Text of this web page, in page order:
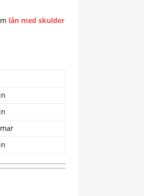
lån med skulder